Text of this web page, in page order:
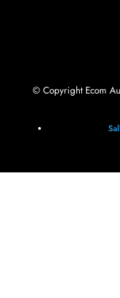
© Copyright Ecom